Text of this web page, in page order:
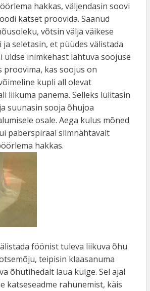
hakkas, väljendasin soovi
katset proovida. Saanud
võtsin välja väikese
seletasin, et püüdes välistada
üldse inimkehast lähtuva soojuse
proovima, kas soojus on
kupli all olevat
liikuma panema. Selleks lülitasin
suunasin sooja õhujoa
osale. Aega kulus mõned
paberspiraal silmnähtavalt
hakkas.
föönist tuleva liikuva õhu
teipisin klaasanuma
õhutihedalt laua külge. Sel ajal
katseseadme rahunemist, käis